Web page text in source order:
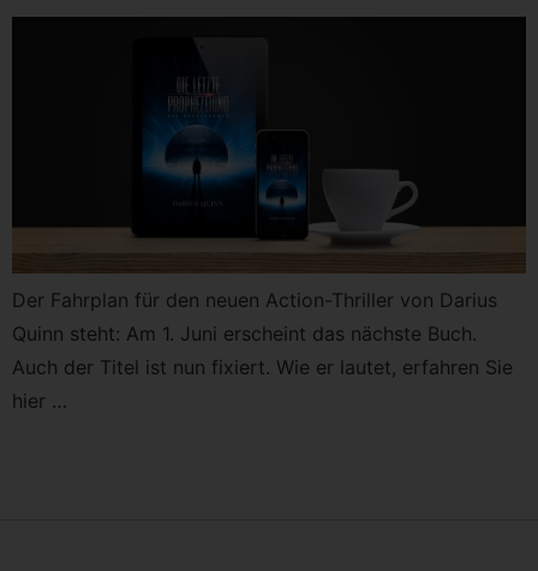
Der Fahrplan für den neuen Action-Thriller von Darius
Quinn steht: Am 1. Juni erscheint das nächste Buch.
Auch der Titel ist nun fixiert. Wie er lautet, erfahren Sie
hier …